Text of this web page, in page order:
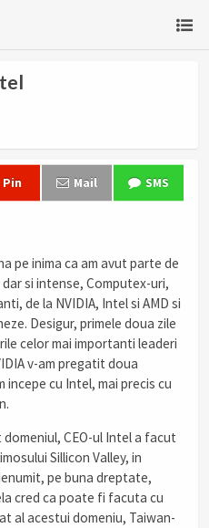
Pin Mail SMS
pe inima ca am avut parte de
si intense, Computex-uri,
de la NVIDIA, Intel si AMD si
Desigur, primele doua zile
celor mai importanti leaderi
v-am pregatit doua
cu Intel, mai precis cu
CEO-ul Intel a facut
Sillicon Valley, in
pe buna dreptate,
cred ca poate fi facuta cu
al acestui domeniu, Taiwan-